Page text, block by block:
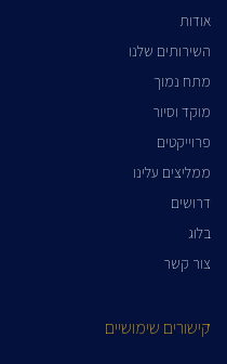
אודות
השירותים שלנו
מתח נמוך
מוקד וסיור
פרוייקטים
ממליצים עלינו
דרושים
בלוג
צור קשר
קישורים שימושיים